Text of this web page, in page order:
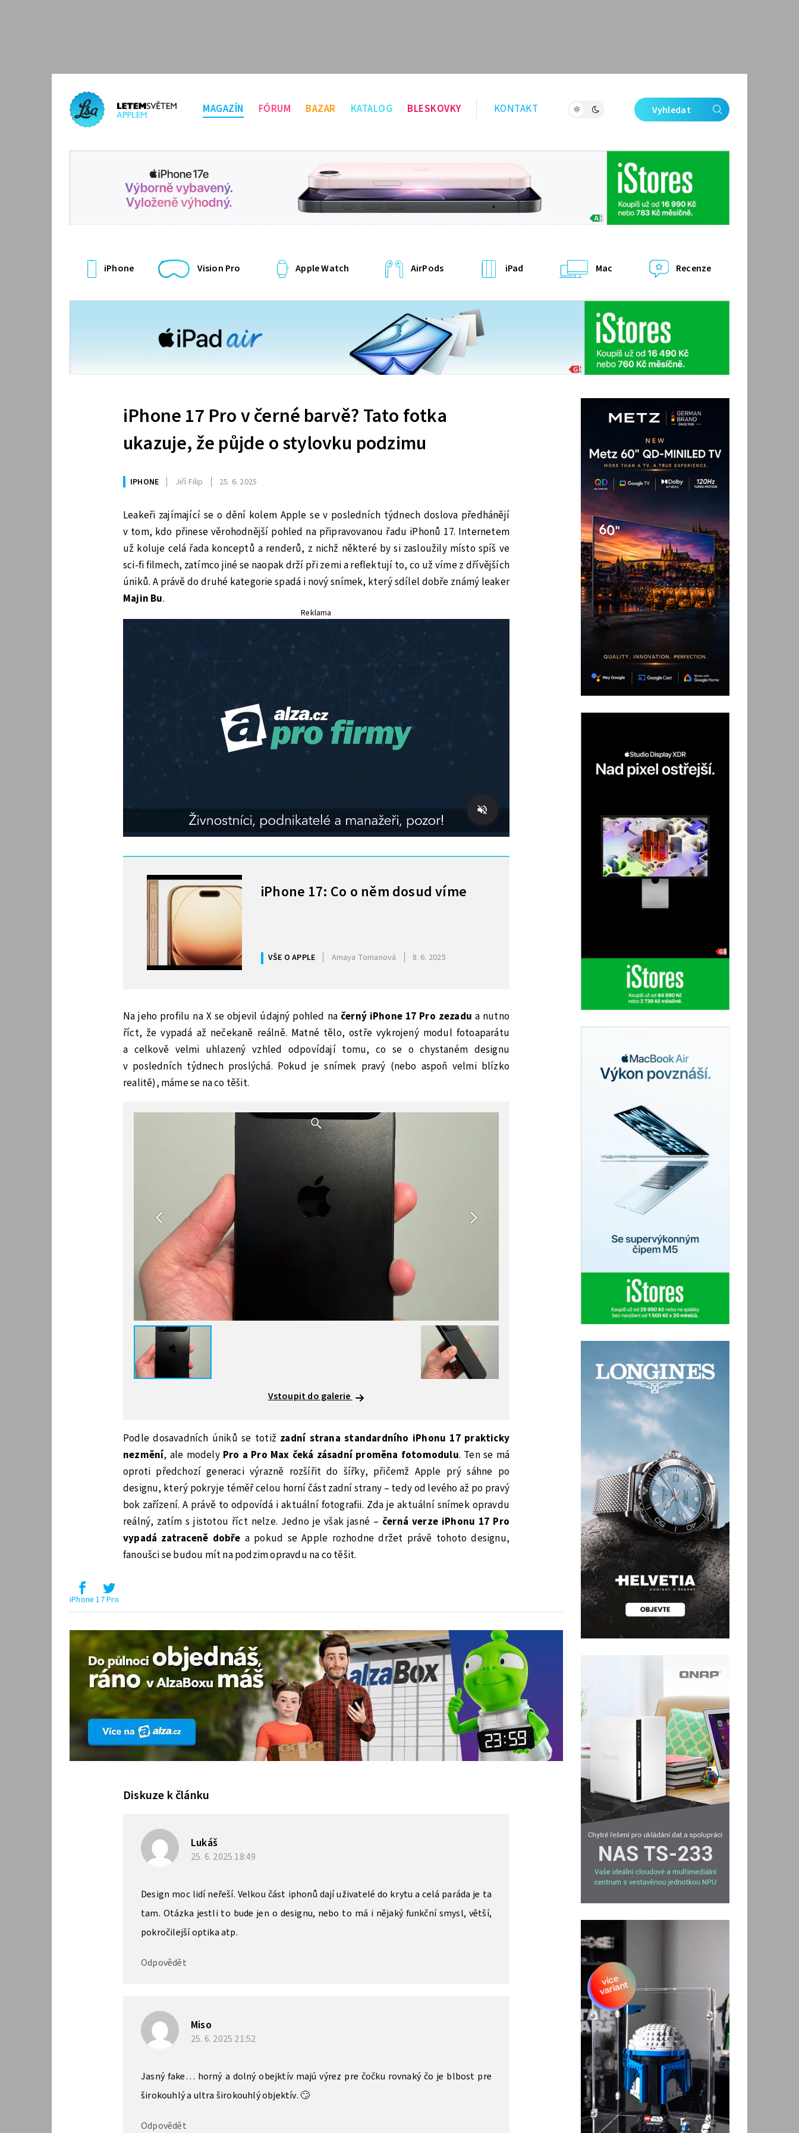
MAGAZÍN FÓRUM BAZAR KATALOG BLESKOVKY KONTAKT Vyhledat
iPhone Vision Pro Apple Watch AirPods iPad Mac Recenze
iPhone 17 Pro v černé barvě? Tato fotka
ukazuje, že půjde o stylovku podzimu
IPHONE Jiří Filip 25. 6. 2025
Leakeři zajímající se o dění kolem Apple se v posledních týdnech doslova předhánějí
v tom, kdo přinese věrohodnější pohled na připravovanou řadu iPhonů 17. Internetem
už koluje celá řada konceptů a renderů, z nichž některé by si zasloužily místo spíš ve
sci-fi filmech, zatímco jiné se naopak drží při zemi a reflektují to, co už víme z dřívějších
úniků. A právě do druhé kategorie spadá i nový snímek, který sdílel dobře známý leaker
Majin Bu.
Reklama
iPhone 17: Co o něm dosud víme
VŠE O APPLE Amaya Tomanová 8. 6. 2025
Na jeho profilu na X se objevil údajný pohled na černý iPhone 17 Pro zezadu a nutno
říct, že vypadá až nečekaně reálně. Matné tělo, ostře vykrojený modul fotoaparátu
a celkově velmi uhlazený vzhled odpovídají tomu, co se o chystaném designu
v posledních týdnech proslýchá. Pokud je snímek pravý (nebo aspoň velmi blízko
realitě), máme se na co těšit.
Vstoupit do galerie
Podle dosavadních úniků se totiž zadní strana standardního iPhonu 17 prakticky
nezmění, ale modely Pro a Pro Max čeká zásadní proměna fotomodulu. Ten se má
oproti předchozí generaci výrazně rozšířit do šířky, přičemž Apple prý sáhne po
designu, který pokryje téměř celou horní část zadní strany – tedy od levého až po pravý
bok zařízení. A právě to odpovídá i aktuální fotografii. Zda je aktuální snímek opravdu
reálný, zatím s jistotou říct nelze. Jedno je však jasné – černá verze iPhonu 17 Pro
vypadá zatraceně dobře a pokud se Apple rozhodne držet právě tohoto designu,
fanoušci se budou mít na podzim opravdu na co těšit.
iPhone 17 Pro
Diskuze k článku
Lukáš
25. 6. 2025 18:49
Design moc lidí neřeší. Velkou část iphonů dají uživatelé do krytu a celá paráda je ta
tam. Otázka jestli to bude jen o designu, nebo to má i nějaký funkční smysl, větší,
pokročilejší optika atp.
Odpovědět
Miso
25. 6. 2025 21:52
Jasný fake… horný a dolný obejktív majú výrez pre čočku rovnaký čo je blbost pre
širokouhlý a ultra širokouhlý objektív. 🙄
Odpovědět